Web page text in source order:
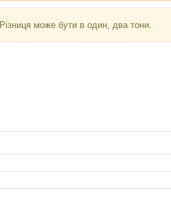
може бути в один, два тони.